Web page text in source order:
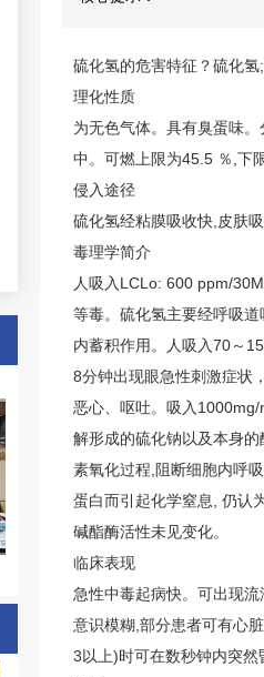
硫化氢的危害特征？硫化氢
理化性质
为无色气体。具有臭蛋味
中。可燃上限为45.5 ％,下
侵入途径
硫化氢经粘膜吸收快,皮肤吸
毒理学简介
人吸入LCLo: 600 ppm/
等毒。 硫化氢主要经呼吸
内蓄积作用。人吸入70～
8分钟出现眼急性刺激症状
恶心、呕吐。吸入
解形成的硫化钠以及本身
素氧化过程,阻断细胞内呼
蛋白而引起化学窒息, 仍认
碱酯酶活性未见变化。
临床表现
急性中毒起病快。可出现
意识模糊,部分患者可有心
3以上)时可在数秒钟内突然